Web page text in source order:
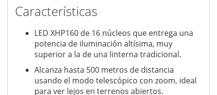
Características
LED XHP160 de 16 núcleos que entrega una
potencia de iluminación altísima, muy
superior a la de una linterna tradicional.
Alcanza hasta 500 metros de distancia
usando el modo telescópico con zoom, ideal
para ver lejos en terrenos abiertos.